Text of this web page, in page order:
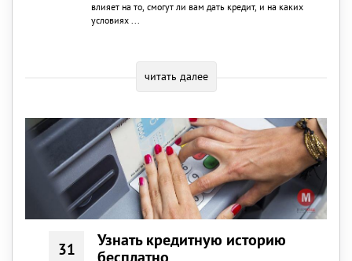
влияет на то, смогут ли вам дать кредит, и на каких
условиях ...
читать далее
31
Узнать кредитную историю